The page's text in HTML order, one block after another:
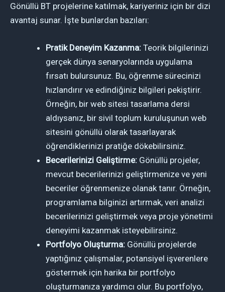
Gönüllü BT projelerine katılmak, kariyeriniz için bir dizi
avantaj sunar. İşte bunlardan bazıları:
Pratik Deneyim Kazanma: Teorik bilgilerinizi
gerçek dünya senaryolarında uygulama
fırsatı bulursunuz. Bu, öğrenme sürecinizi
hızlandırır ve edindiğiniz bilgileri pekiştirir.
Örneğin, bir web sitesi tasarlama dersi
aldıysanız, bir sivil toplum kuruluşunun web
sitesini gönüllü olarak tasarlayarak
öğrendiklerinizi pratiğe dökebilirsiniz.
Becerilerinizi Geliştirme: Gönüllü projeler,
mevcut becerilerinizi geliştirmenize ve yeni
beceriler öğrenmenize olanak tanır. Örneğin,
programlama bilginizi artırmak, veri analizi
becerilerinizi geliştirmek veya proje yönetimi
deneyimi kazanmak isteyebilirsiniz.
Portfolyo Oluşturma: Gönüllü projelerde
yaptığınız çalışmalar, potansiyel işverenlere
göstermek için harika bir portfolyo
oluşturmanıza yardımcı olur. Bu portfolyo,